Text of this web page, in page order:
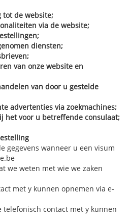
tot de website;
via de website;
diensten;
van onze website en
van door u gestelde
advertenties via zoekmachines;
het voor u betreffende consulaat;
gegevens wanneer u een visum
we weten met wie we zaken
met y kunnen opnemen via e-
telefonisch contact met y kunnen